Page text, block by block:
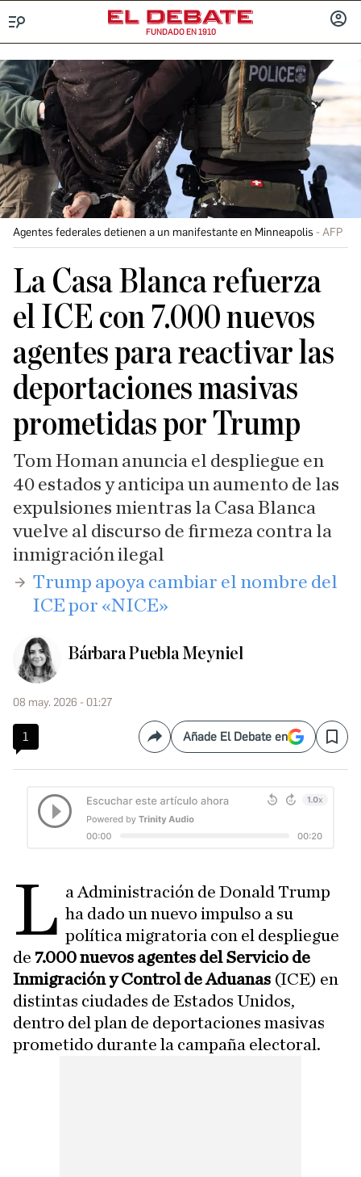
FUNDADO EN 1910
Agentes federales detienen a un manifestante en Minneapolis AFP
La Casa Blanca refuerza
el ICE con 7.000 nuevos
agentes para reactivar las
deportaciones masivas
prometidas por Trump
Tom Homan anuncia el despliegue en
40 estados y anticipa un aumento de las
expulsiones mientras la Casa Blanca
vuelve al discurso de firmeza contra la
inmigración ilegal
​Trump apoya cambiar el nombre del
ICE por «NICE»
Bárbara Puebla Meyniel
08 may. 2026 - 01:27
1 CompartirAñade El Debate en Save
L a Administración de Donald Trump
ha dado un nuevo impulso a su
política migratoria con el despliegue
de 7.000 nuevos agentes del Servicio de
Inmigración y Control de Aduanas (ICE) en
distintas ciudades de Estados Unidos,
dentro del plan de deportaciones masivas
prometido durante la campaña electoral.